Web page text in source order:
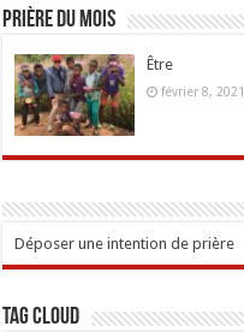
Prière du mois
Être
février 8, 2021
Déposer une intention de prière
Tag Cloud